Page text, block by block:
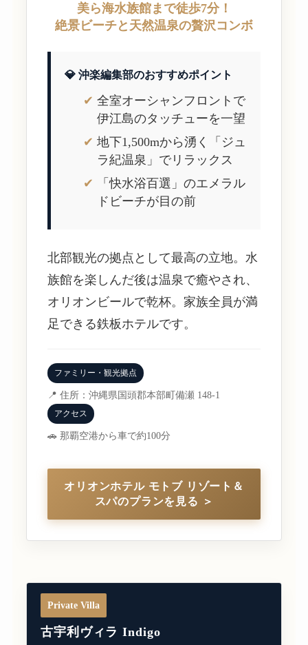
美ら海水族館まで徒歩7分！
絶景ビーチと天然温泉の贅沢コンボ
💎 沖楽編集部のおすすめポイント
全室オーシャンフロントで
伊江島のタッチューを一望
地下1,500mから湧く「ジュ
ラ紀温泉」でリラックス
「快水浴百選」のエメラル
ドビーチが目の前
北部観光の拠点として最高の立地。水
族館を楽しんだ後は温泉で癒やされ、
オリオンビールで乾杯。家族全員が満
足できる鉄板ホテルです。
ファミリー・観光拠点
📍 住所：沖縄県国頭郡本部町備瀬 148-1
アクセス
🚗 那覇空港から車で約100分
オリオンホテル モトブ リゾート＆
スパのプランを見る ＞
Private Villa
古宇利ヴィラ Indigo